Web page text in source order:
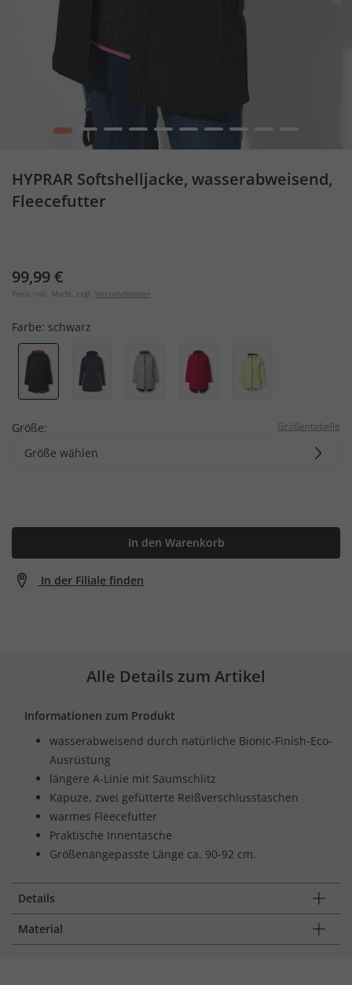
1 2 3 4 5 6 7 8 9 10
HYPRAR Softshelljacke, wasserabweisend,
Fleecefutter
99,99 €
Preis inkl. MwSt. zzgl. Versandkosten
Farbe: schwarz
Größe: Größentabelle
Größe wählen
In den Warenkorb
In der Filiale finden
Alle Details zum Artikel
Informationen zum Produkt
wasserabweisend durch natürliche Bionic-Finish-Eco-
Ausrüstung
längere A-Linie mit Saumschlitz
Kapuze, zwei gefütterte Reißverschlusstaschen
warmes Fleecefutter
Praktische Innentasche
Größenangepasste Länge ca. 90-92 cm.
Details
Material